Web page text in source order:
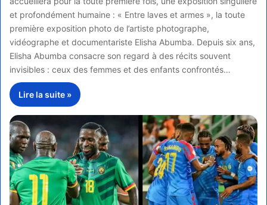
et profondément humaine : « Entre laves et armes », la toute
première exposition photo de l’artiste photographe,
vidéographe et documentariste Elisha Abumba. Depuis six ans,
Elisha Abumba consacre son regard à des récits souvent
invisibles : ceux des femmes et des enfants confrontés…
Lire la suite »